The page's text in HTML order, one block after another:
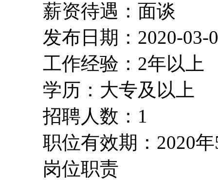
薪资待遇：面谈
发布日期：2020-03-
工作经验：2年以上
学历：大专及以上
招聘人数：1
职位有效期：2020
岗位职责